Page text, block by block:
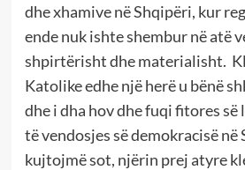
dhe xhamive në Shqipëri, kur
ende nuk ishte shembur në atë
shpirtërisht dhe materialisht.
Katolike edhe një herë u bënë
dhe i dha hov dhe fuqi fitores
të vendosjes së demokracisë në
kujtojmë sot, njërin prej atyre